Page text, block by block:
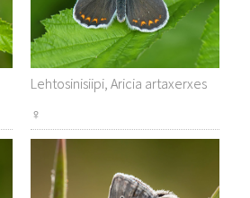
Lehtosinisiipi, Aricia artaxerxes
♀